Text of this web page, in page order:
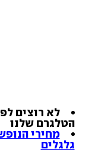
לא רוצים
הטלגרם שלנו
מחירי
גלגלים